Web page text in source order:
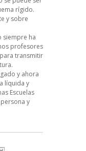
rígido.
y sobre
siempre ha
profesores
transmitir
y ahora
líquida y
Escuelas
y